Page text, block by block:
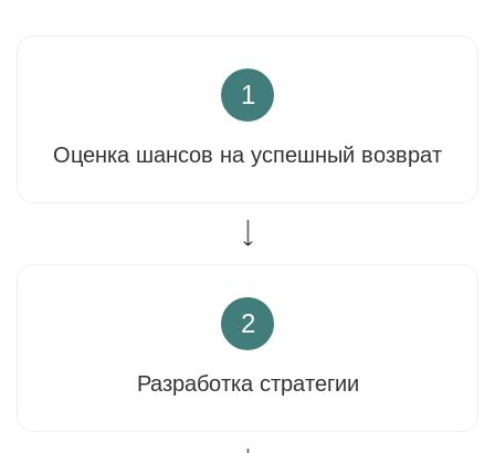
1
Оценка шансов на успешный возврат
2
Разработка стратегии